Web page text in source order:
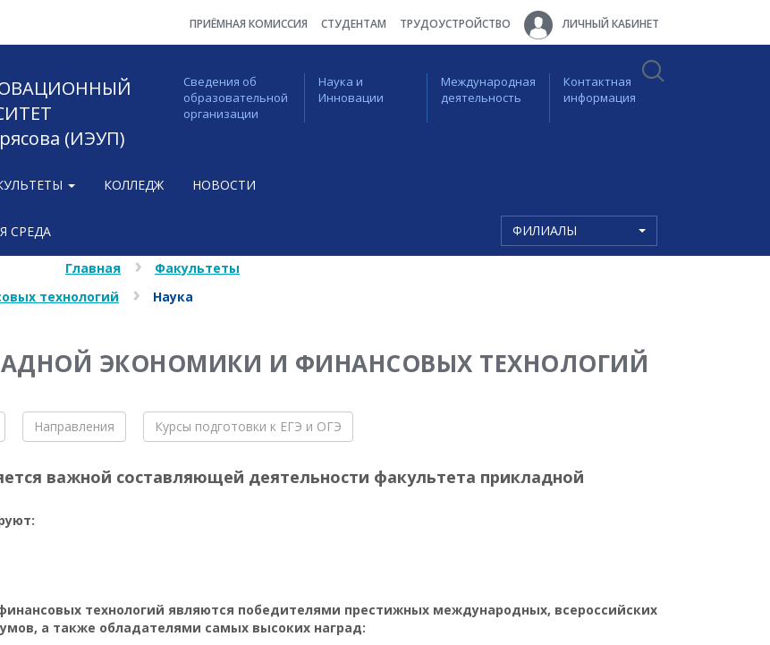
ПРИЁМНАЯ КОМИССИЯ СТУДЕНТАМ ТРУДОУСТРОЙСТВО ЛИЧНЫЙ КАБИНЕТ
(ИЭУП)
Сведения об
образовательной
организации
Наука и
Инновации
Международная
деятельность
Контактная
информация
КОЛЛЕДЖ НОВОСТИ
СРЕДА ФИЛИАЛЫ
Главная
Факультеты
технологий
Наука
ЭКОНОМИКИ И ФИНАНСОВЫХ ТЕХНОЛОГИЙ
Направления Курсы подготовки к ЕГЭ и ОГЭ
важной составляющей деятельности факультета прикладной
технологий являются победителями престижных международных, всероссийских
а также обладателями самых высоких наград: